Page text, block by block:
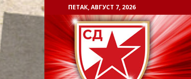
ПЕТАК, АВГУСТ 7, 2026